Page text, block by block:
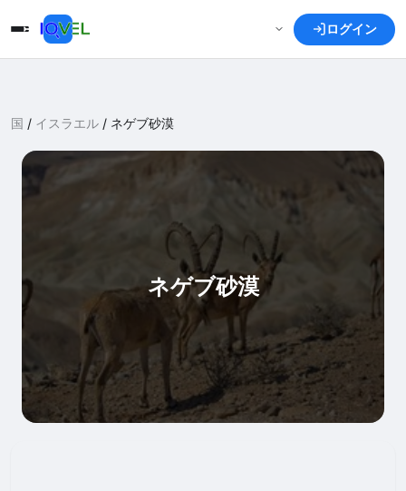
ログイン
国 / イスラエル / ネゲブ砂漠
ネゲブ砂漠